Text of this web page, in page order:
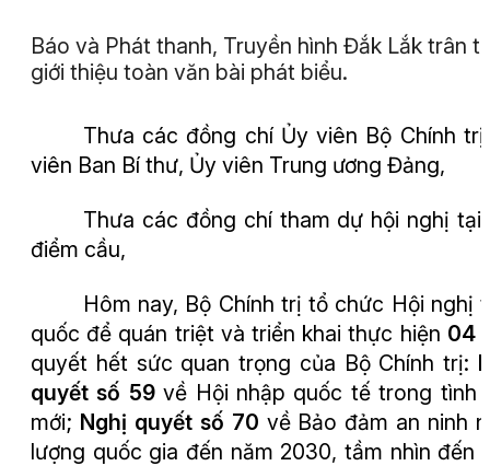
Báo và Phát thanh, Truyền hình Đắk Lắk trân
giới thiệu toàn văn bài phát biểu.
Thưa các đồng chí Ủy viên Bộ Chính
viên Ban Bí thư, Ủy viên Trung ương Đảng,
Thưa các đồng chí tham dự hội nghị tại
điểm cầu,
Hôm nay, Bộ Chính trị tổ chức Hội nghị
quốc để quán triệt và triển khai thực hiện 04
quyết hết sức quan trọng của Bộ Chính trị:
quyết số 59về Hội nhập quốc tế trong tình
mới; Nghị quyết số 70 về Bảo đảm an ninh
lượng quốc gia đến năm 2030, tầm nhìn đến